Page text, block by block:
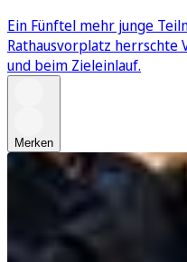
Ein Fünftel mehr junge
Rathausvorplatz herrschte
und beim Zieleinlauf.
Merken